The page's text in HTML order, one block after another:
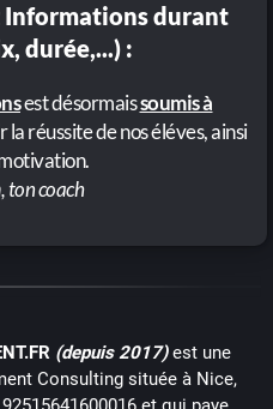
durant
durée,...) :
est désormaissoumis à
réussite de nos éléves, ainsi
ton coach
(depuis 2017)est une
Consulting située à Nice,